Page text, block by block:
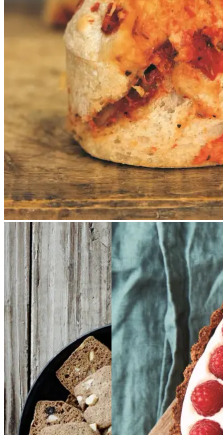
ølandssnegl og jeg gør det med
glæde. Her er sneglene rullet med
rå tomatsauce og comté, men du
kan selvfølgelig variere fyldet.
Brunkager
Brunkage
r
Gem opskrift
Glutenfri Glutenfri
bærtærte
bærtærte
medmed bagt
bagt
mandelcreme
mandel
creme
Gem opskrift